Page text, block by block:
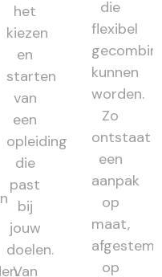
het
kiezen
en
starten
van
een
opleiding
die
past
bij
jouw
doelen.
Van
die
flexibel
kunnen
worden.
Zo
ontstaat
een
aanpak
op
maat,
op